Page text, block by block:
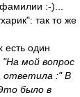
:-)...
так то же
есть один
"На мой вопрос
ответила :" В
было в